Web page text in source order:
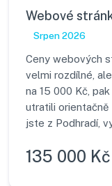
Webové
Srpen 2026
Ceny webových
velmi rozdílné,
na 15 000 Kč,
utratili orientačně
jste z Podhradí,
135 000 Kč